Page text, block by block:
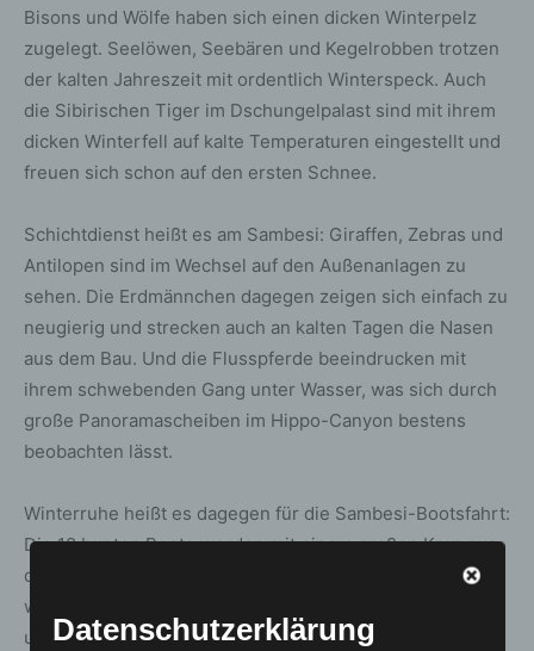
Bisons und Wölfe haben sich einen dicken Winterpelz
zugelegt. Seelöwen, Seebären und Kegelrobben trotzen
der kalten Jahreszeit mit ordentlich Winterspeck. Auch
die Sibirischen Tiger im Dschungelpalast sind mit ihrem
dicken Winterfell auf kalte Temperaturen eingestellt und
freuen sich schon auf den ersten Schnee.
Schichtdienst heißt es am Sambesi: Giraffen, Zebras und
Antilopen sind im Wechsel auf den Außenanlagen zu
sehen. Die Erdmännchen dagegen zeigen sich einfach zu
neugierig und strecken auch an kalten Tagen die Nasen
aus dem Bau. Und die Flusspferde beeindrucken mit
ihrem schwebenden Gang unter Wasser, was sich durch
große Panoramascheiben im Hippo-Canyon bestens
beobachten lässt.
Winterruhe heißt es dagegen für die Sambesi-Bootsfahrt:
Die 18 bunten Boote werden mit einem großen Kran aus
dem Flussbett gehoben und ins Trockendock gebracht,
wo sie vom Zoo-Team für die nächste Saison gewartet
und neu dekoriert werden.
Datenschutzerklärung